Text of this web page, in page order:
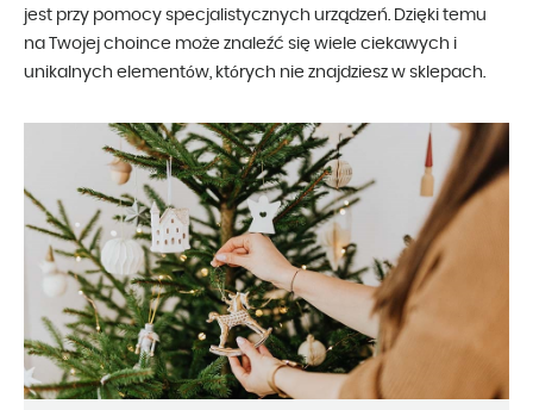
jest przy pomocy specjalistycznych urządzeń. Dzięki temu
na Twojej choince może znaleźć się wiele ciekawych i
unikalnych elementów, których nie znajdziesz w sklepach.